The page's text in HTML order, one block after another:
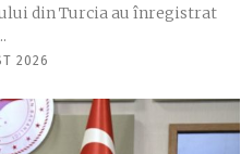
din Turcia au înregistrat
2026